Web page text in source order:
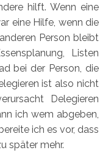
hilft. Wenn eine
eine Hilfe, wenn die
Person bleibt
Listen
bei der Person, die
ist also nicht
Delegieren
ich wem abgeben,
ich es vor, dass
später mehr.